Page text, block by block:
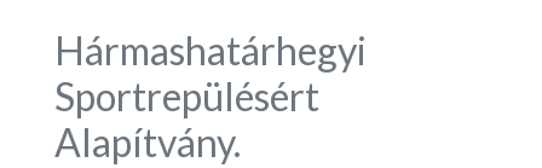
Hármashatárhegyi
Sportrepülésért
Alapítvány.